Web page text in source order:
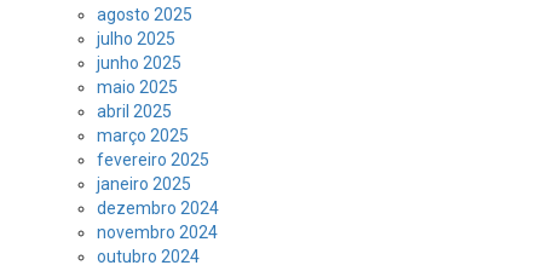
agosto 2025
julho 2025
junho 2025
maio 2025
abril 2025
março 2025
fevereiro 2025
janeiro 2025
dezembro 2024
novembro 2024
outubro 2024